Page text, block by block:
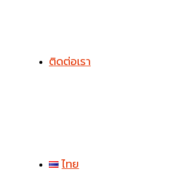
ติดต่อเรา
ไทย